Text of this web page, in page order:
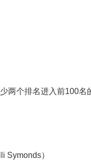
两个排名进入前100
Symonds）